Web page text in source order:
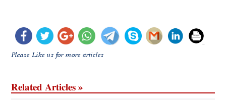
Please Like us for more articles
Related Articles »